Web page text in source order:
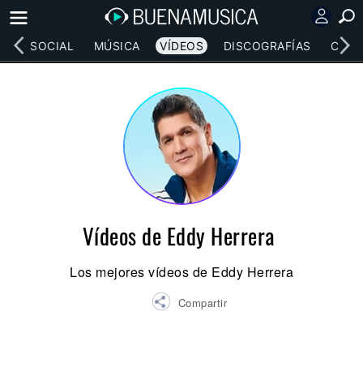
RED SOCIAL MÚSICA VÍDEOS DISCOGRAFÍAS
Vídeos de Eddy Herrera
Los mejores vídeos de Eddy Herrera
Compartir